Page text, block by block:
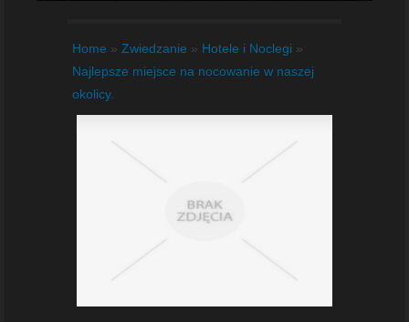
Home » Zwiedzanie » Hotele i Noclegi »
Najlepsze miejsce na nocowanie w naszej
okolicy.